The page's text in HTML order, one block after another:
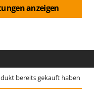
anzeigen
bereits gekauft haben